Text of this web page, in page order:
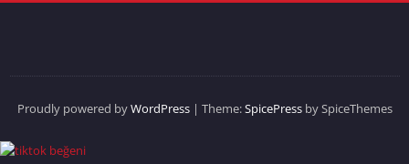
Proudly powered byWordPress| Theme:SpicePressby SpiceThemes